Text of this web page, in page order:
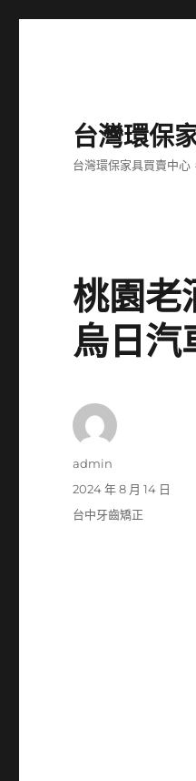
台灣環保
台灣環保家具買賣中心
桃園老
烏日汽
作
admin
發
佈
2024 年 8 月 14 日
分
台中牙齒矯正